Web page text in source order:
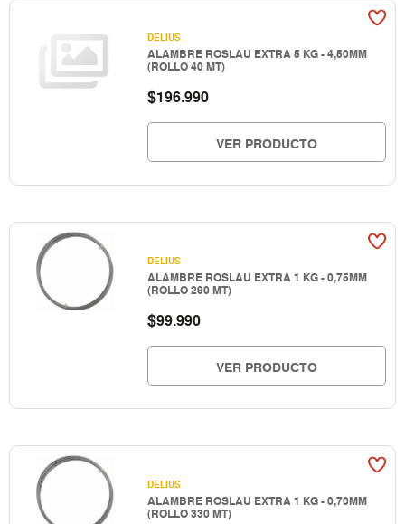
DELIUS
ALAMBRE ROSLAU EXTRA 5 KG - 4,50MM
(ROLLO 40 MT)
$196.990
VER PRODUCTO
DELIUS
ALAMBRE ROSLAU EXTRA 1 KG - 0,75MM
(ROLLO 290 MT)
$99.990
VER PRODUCTO
DELIUS
ALAMBRE ROSLAU EXTRA 1 KG - 0,70MM
(ROLLO 330 MT)